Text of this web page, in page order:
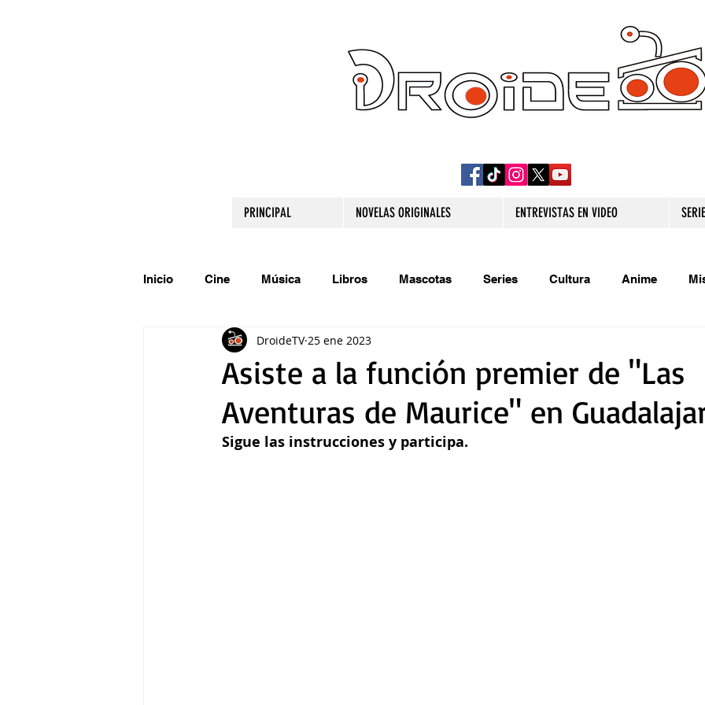
PRINCIPAL NOVELAS ORIGINALES ENTREVISTAS EN VIDEO
Inicio Cine Música Libros Mascotas Series Cultura Anime
Comparte tu talento Relatos originales
Gastronomía Tecnología
Asiste a la función premier de "Las
Aventuras de Maurice" en
DroideTV 25 ene 2023
Sigue las instrucciones y participa.